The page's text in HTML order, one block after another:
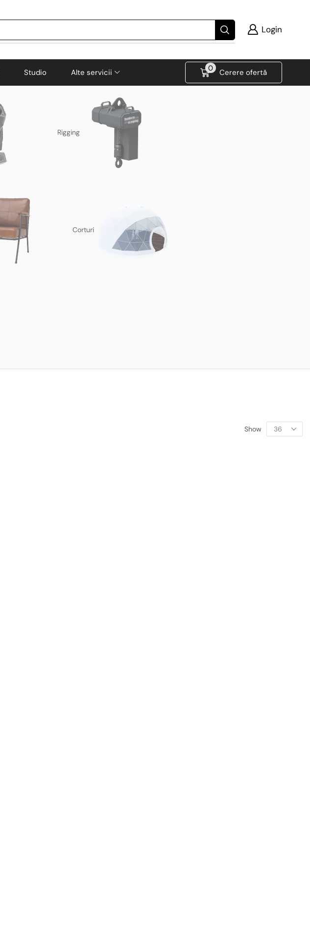
Login
Studio Alte servicii 0 Cerere ofertă
Rigging
Corturi
Show